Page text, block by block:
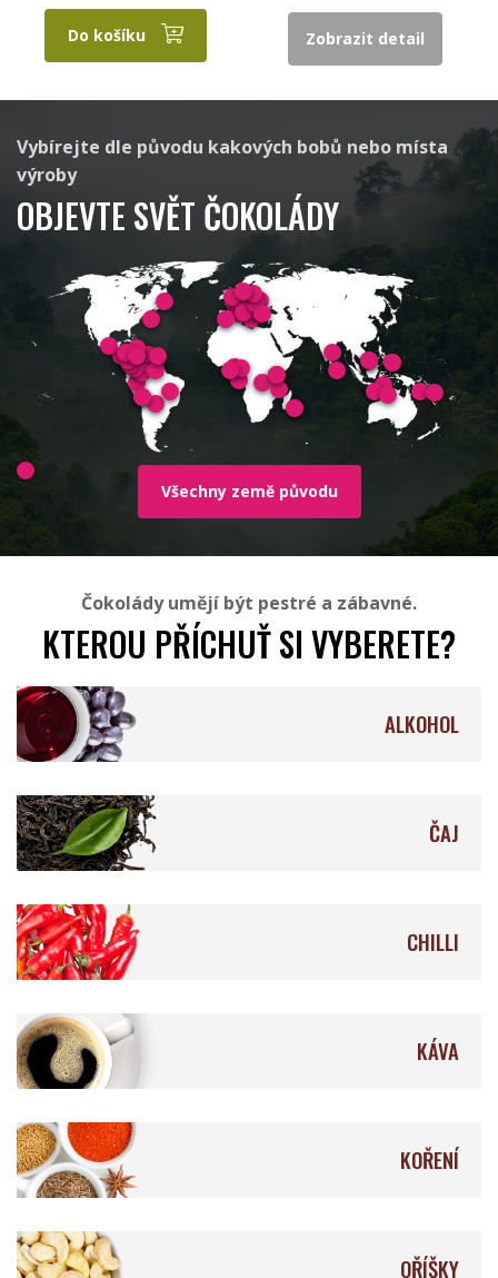
Cacaosuyo Beau Cacao
Latitude Standout Chocolate
Millésime Chocolat Soklet
Valrhona Mesjokke
Lílá Čokoláda
Do košíku Zobrazit detail
Vybírejte dle původu kakových bobů nebo místa
výroby
OBJEVTE SVĚT ČOKOLÁDY
Všechny země původu
Čokolády umějí být pestré a zábavné.
KTEROU PŘÍCHUŤ SI VYBERETE?
ALKOHOL
ČAJ
CHILLI
KÁVA
KOŘENÍ
OŘÍŠKY